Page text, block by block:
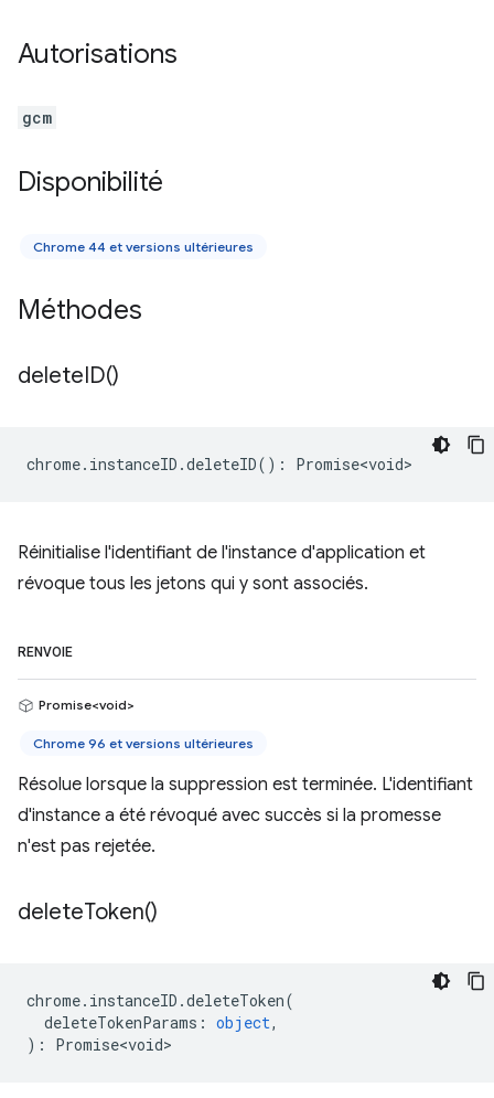
Autorisations
gcm
Disponibilité
Chrome 44 et versions ultérieures
Méthodes
deleteID()
chrome. instanceID .deleteID() : Promise<void>
Réinitialise l'identifiant de l'instance d'application et
révoque tous les jetons qui y sont associés.
RENVOIE
Promise<void>
Chrome 96 et versions ultérieures
Résolue lorsque la suppression est terminée. L'identifiant
d'instance a été révoqué avec succès si la promesse
n'est pas rejetée.
deleteToken()
chrome. instanceID .deleteToken(
deleteTokenParams : object,
) : Promise<void>